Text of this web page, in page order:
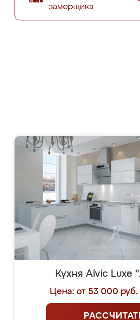
замерщика
Кухня Alvic Luxe
Цена: от 53 000 руб.